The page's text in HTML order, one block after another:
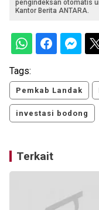
pengindeksan otomatis
Kantor Berita ANTARA.
Tags:
Pemkab Landak
investasi bodong
Terkait